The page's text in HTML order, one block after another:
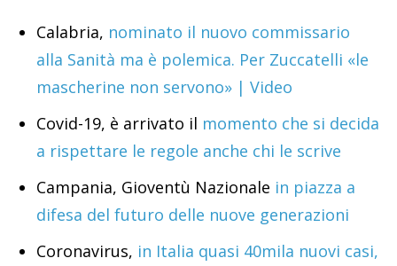
Calabria, nominato il nuovo commissario
alla Sanità ma è polemica. Per Zuccatelli «le
mascherine non servono» | Video
Covid-19, è arrivato il momento che si decida
a rispettare le regole anche chi le scrive
Campania, Gioventù Nazionale in piazza a
difesa del futuro delle nuove generazioni
Coronavirus, in Italia quasi 40mila nuovi casi,